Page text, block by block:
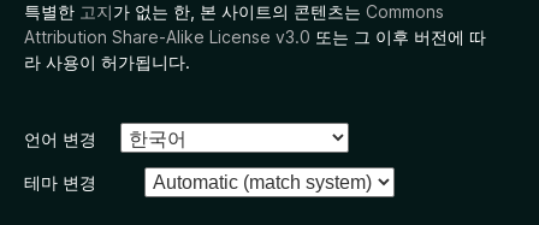
특별한 고지가 없는 한, 본 사이트의 콘텐츠는 Commons
Attribution Share-Alike License v3.0 또는 그 이후 버전에 따
라 사용이 허가됩니다.
언어 변경
테마 변경